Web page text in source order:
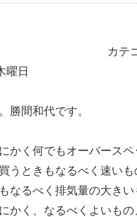
カテ
日
勝間和代です。
かく何でもオーバースペ
うときもなるべく速い
なるべく排気量の大き
かく、なるべくよいも